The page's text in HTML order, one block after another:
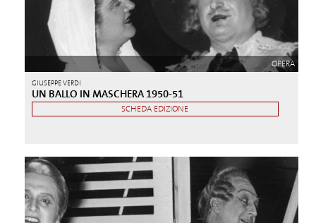
OPERA
GIUSEPPE VERDI
UN BALLO IN MASCHERA 1950-51
SCHEDA EDIZIONE